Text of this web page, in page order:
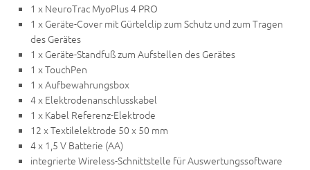
1 x NeuroTrac MyoPlus 4 PRO
1 x Geräte-Cover mit Gürtelclip zum Schutz und zum Tragen
des Gerätes
1 x Geräte-Standfuß zum Aufstellen des Gerätes
1 x TouchPen
1 x Aufbewahrungsbox
4 x Elektrodenanschlusskabel
1 x Kabel Referenz-Elektrode
12 x Textilelektrode 50 x 50 mm
4 x 1,5 V Batterie (AA)
integrierte Wireless-Schnittstelle für Auswertungssoftware